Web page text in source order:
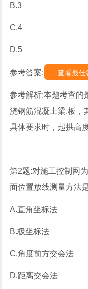
B.3
C.4
D.5
参考答案: 查看最佳
参考解析:本题考查的
浇钢筋混凝土梁.板，
具体要求时，起拱高
第2题:对施工控制网
面位置放线测量方法是
A.直角坐标法
B.极坐标法
C.角度前方交会法
D.距离交会法